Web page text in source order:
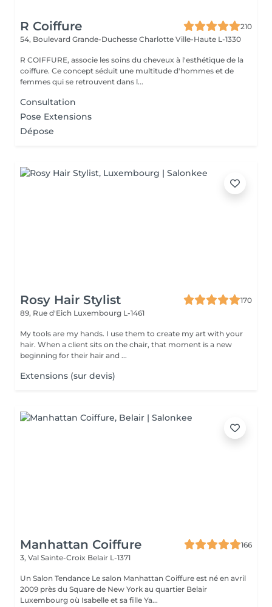
R Coiffure
210
54, Boulevard Grande-Duchesse Charlotte Ville-Haute L-1330
R COIFFURE, associe les soins du cheveux à l'esthétique de la
coiffure. Ce concept séduit une multitude d'hommes et de
femmes qui se retrouvent dans l...
Consultation
Pose Extensions
Dépose
Rosy Hair Stylist
170
89, Rue d'Eich Luxembourg L-1461
My tools are my hands. I use them to create my art with your
hair. When a client sits on the chair, that moment is a new
beginning for their hair and ...
Extensions (sur devis)
Manhattan Coiffure
166
3, Val Sainte-Croix Belair L-1371
Un Salon Tendance Le salon Manhattan Coiffure est né en avril
2009 près du Square de New York au quartier Belair
Luxembourg où Isabelle et sa fille Ya...